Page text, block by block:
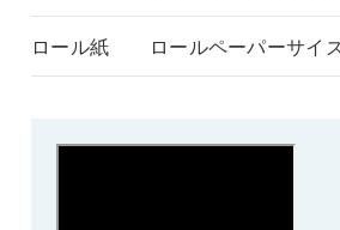
ロール紙 ロールペーパーサイ